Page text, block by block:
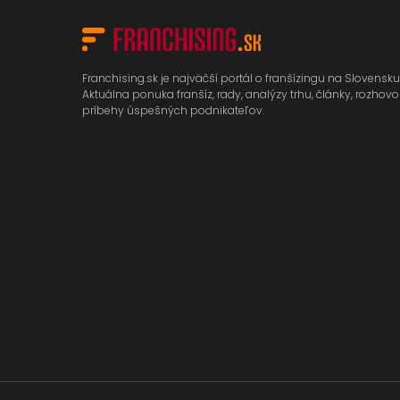
Franchising.sk je najväčší portál o franšízingu na
Aktuálna ponuka franšíz, rady, analýzy trhu, články,
príbehy úspešných podnikateľov.